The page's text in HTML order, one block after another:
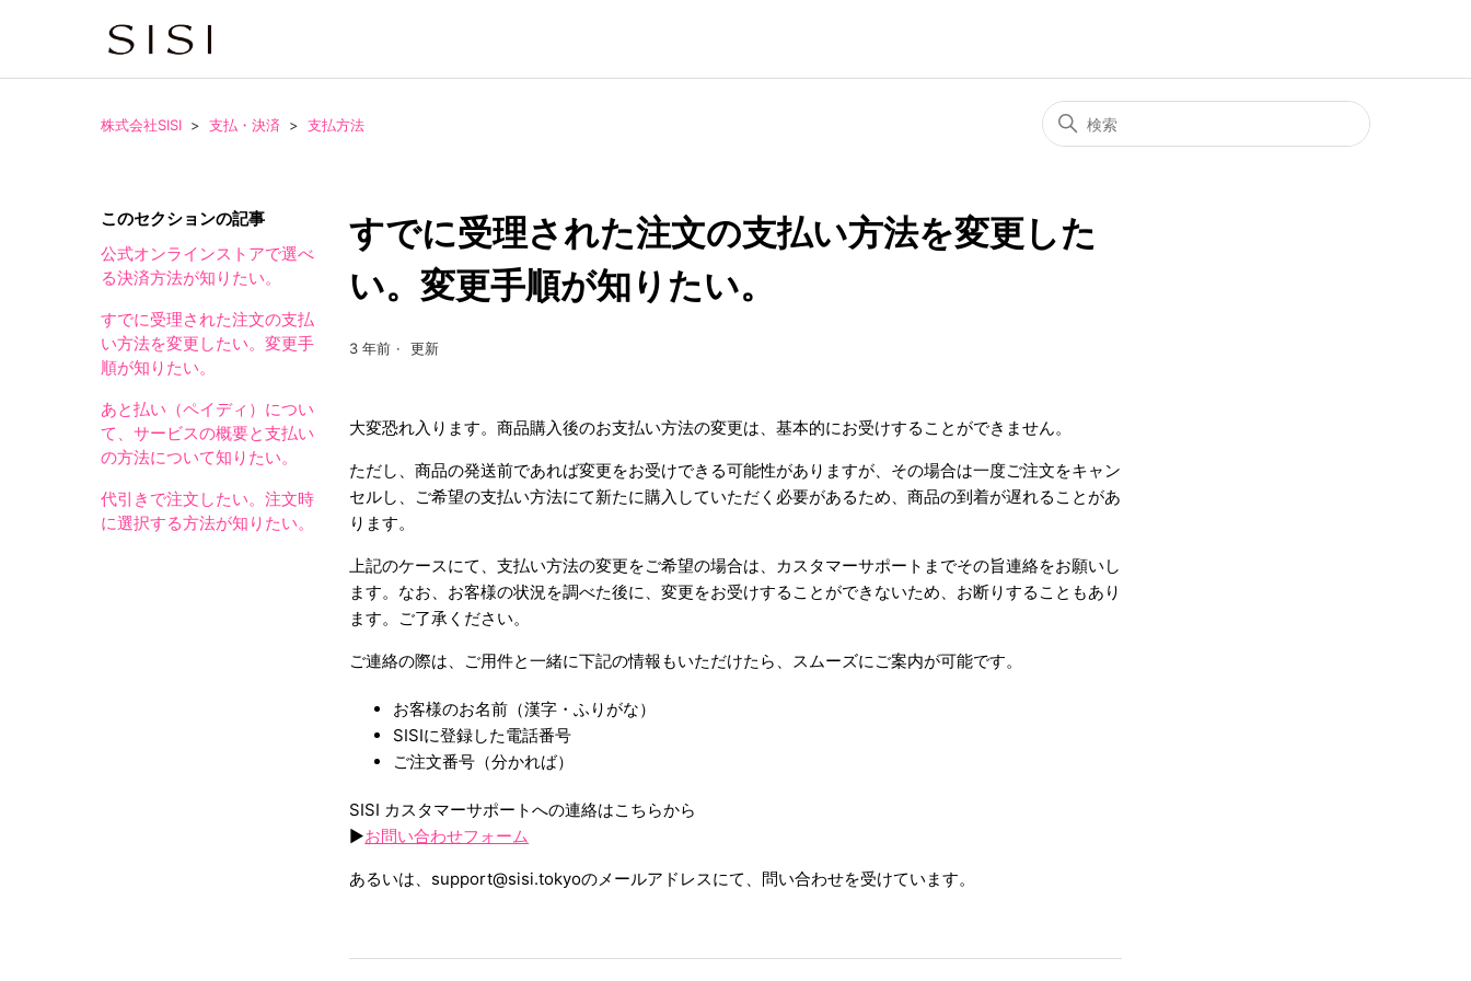
株式会社SISI 支払・決済 支払方法
このセクションの記事
公式オンラインストアで選べ
る決済方法が知りたい。
すでに受理された注文の支払
い方法を変更したい。変更手
順が知りたい。
あと払い（ペイディ）につい
て、サービスの概要と支払い
の方法について知りたい。
代引きで注文したい。注文時
に選択する方法が知りたい。
すでに受理された注文の支払い方法を変更した
い。変更手順が知りたい。
3 年前 更新
大変恐れ入ります。商品購入後のお支払い方法の変更は、基本的にお受けすることができません。
ただし、商品の発送前であれば変更をお受けできる可能性がありますが、その場合は一度ご注文をキャン
セルし、ご希望の支払い方法にて新たに購入していただく必要があるため、商品の到着が遅れることがあ
ります。
上記のケースにて、支払い方法の変更をご希望の場合は、カスタマーサポートまでその旨連絡をお願いし
ます。なお、お客様の状況を調べた後に、変更をお受けすることができないため、お断りすることもあり
ます。ご了承ください。
ご連絡の際は、ご用件と一緒に下記の情報もいただけたら、スムーズにご案内が可能です。
お客様のお名前（漢字・ふりがな）
SISIに登録した電話番号
ご注文番号（分かれば）
SISI カスタマーサポートへの連絡はこちらから
▶︎お問い合わせフォーム
あるいは、support@sisi.tokyoのメールアドレスにて、問い合わせを受けています。